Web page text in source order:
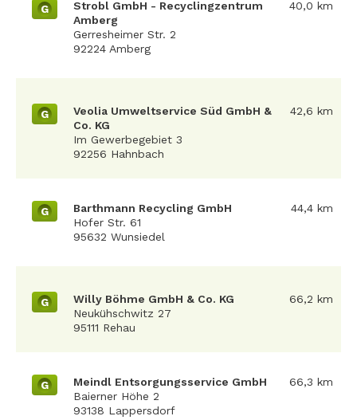
G
Strobl GmbH - Recyclingzentrum
Amberg
Gerresheimer Str. 2
92224 Amberg
40,0 km
G
Veolia Umweltservice Süd GmbH &
Co. KG
Im Gewerbegebiet 3
92256 Hahnbach
42,6 km
G
Barthmann Recycling GmbH
Hofer Str. 61
95632 Wunsiedel
44,4 km
G
Willy Böhme GmbH & Co. KG
Neukühschwitz 27
95111 Rehau
66,2 km
G
Meindl Entsorgungsservice GmbH
Baierner Höhe 2
93138 Lappersdorf
66,3 km